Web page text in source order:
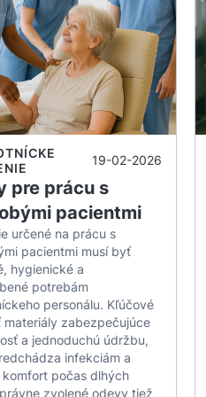
časť oblečenia.
chráni pred striekajúcimi
neobmedzuje pohyby
a intenzívnej
k akémukoľvek typu
75 cm
v
múkou a pri horúcich
prezentácia.
rýchlom servise.
19-02-2026
pre prácu s
pacientmi
určené na prácu s
pacientmi musí byť
hygienické a
potrebám
personálu. Kľúčové
materiály zabezpečujúce
a jednoduchú údržbu,
infekciám a
komfort počas dlhých
zvolené odevy tiež